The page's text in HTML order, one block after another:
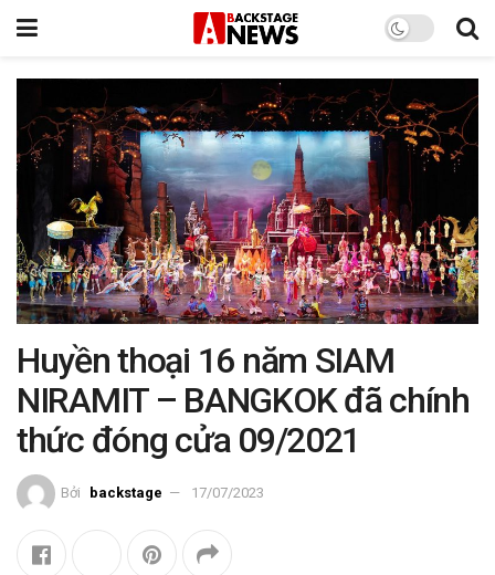
Huyền thoại 16 năm SIAM
NIRAMIT – BANGKOK đã chính
thức đóng cửa 09/2021
Bởi backstage 17/07/2023